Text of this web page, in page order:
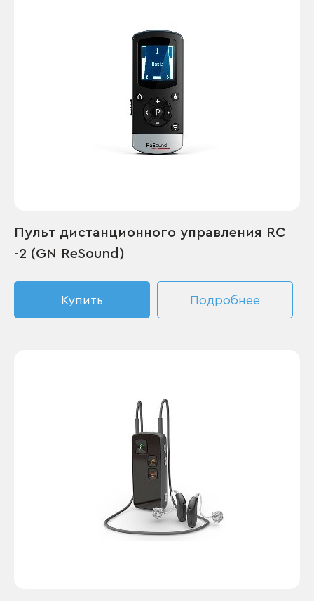
Пульт дистанционного управления RC
-2 (GN ReSound)
Купить Подробнее